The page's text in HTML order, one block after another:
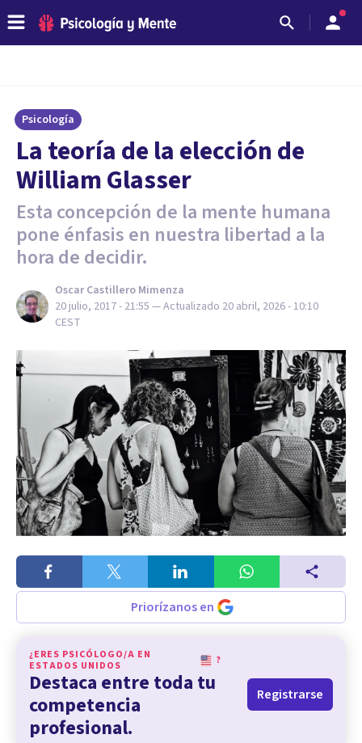
Psicología
La teoría de la elección de
William Glasser
Esta concepción de la mente humana
pone énfasis en nuestra libertad a la
hora de decidir.
Oscar Castillero Mimenza
20 julio, 2017 - 21:55 — Actualizado 20 abril, 2026 - 10:10
CEST
Priorízanos en
¿ERES PSICÓLOGO/A EN
ESTADOS UNIDOS
?
Destaca entre toda tu
competencia
profesional.
Registrarse